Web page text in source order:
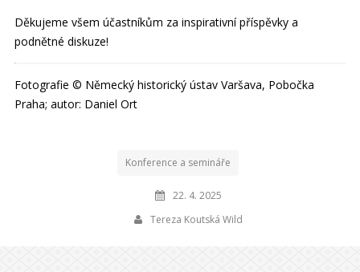
Děkujeme všem účastníkům za inspirativní příspěvky a
podnětné diskuze!
Fotografie © Německý historický ústav Varšava, Pobočka
Praha; autor: Daniel Ort
Konference a semináře
22. 4. 2025
Tereza Koutská Wild